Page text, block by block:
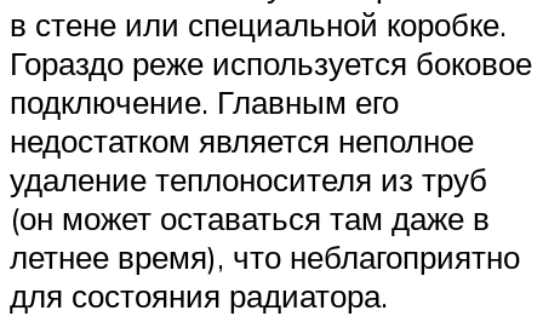
в стене или специальной коробке.
Гораздо реже используется боковое
подключение. Главным его
недостатком является неполное
удаление теплоносителя из труб
(он может оставаться там даже в
летнее время), что неблагоприятно
для состояния радиатора.